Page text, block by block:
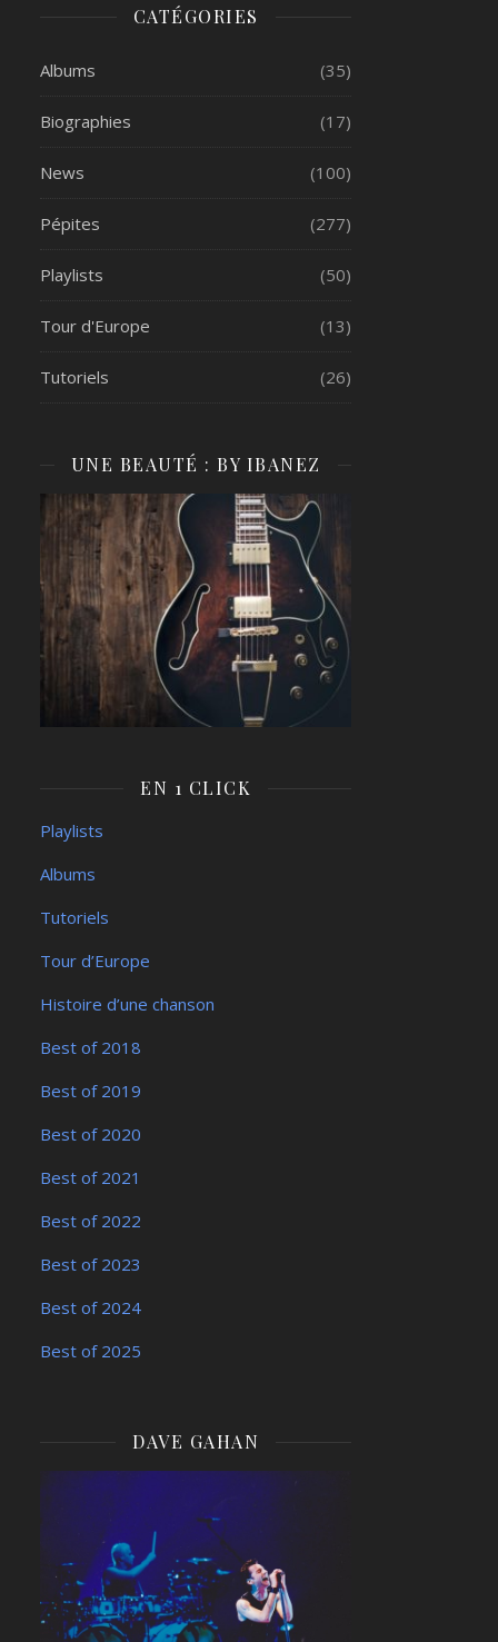
CATÉGORIES
Albums (35)
Biographies (17)
News (100)
Pépites (277)
Playlists (50)
Tour d'Europe (13)
Tutoriels (26)
UNE BEAUTÉ : BY IBANEZ
EN 1 CLICK
Playlists
Albums
Tutoriels
Tour d’Europe
Histoire d’une chanson
Best of 2018
Best of 2019
Best of 2020
Best of 2021
Best of 2022
Best of 2023
Best of 2024
Best of 2025
DAVE GAHAN